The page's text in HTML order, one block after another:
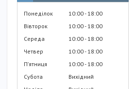
Понеділок 10:00 18:00
Вівторок
10:00 18:00
Середа
10:00 18:00
Четвер
10:00 18:00
Пʼятниця
10:00 18:00
Субота
Вихідний